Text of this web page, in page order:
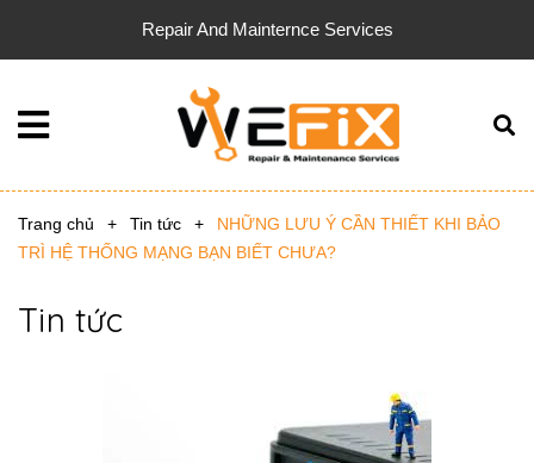
Repair And Mainternce Services
Trang chủ + Tin tức +
NHỮNG LƯU Ý CẦN THIẾT KHI BẢO
TRÌ HỆ THỐNG MẠNG BẠN BIẾT CHƯA?
Tin tức